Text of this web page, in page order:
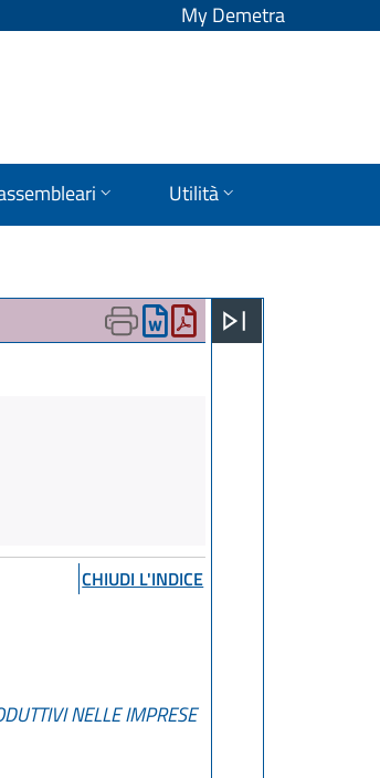
My Demetra
Utilità
CHIUDI L'INDICE
NELLE IMPRESE